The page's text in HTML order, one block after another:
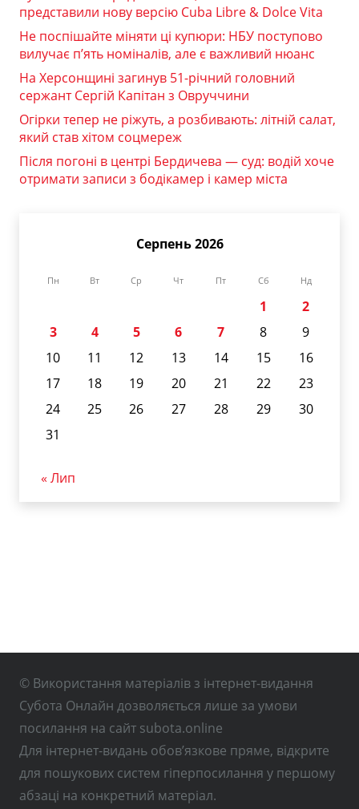
представили нову версію Cuba Libre & Dolce Vita
Не поспішайте міняти ці купюри: НБУ поступово
вилучає п’ять номіналів, але є важливий нюанс
На Херсонщині загинув 51-річний головний
сержант Сергій Капітан з Овруччини
Огірки тепер не ріжуть, а розбивають: літній салат,
який став хітом соцмереж
Після погоні в центрі Бердичева — суд: водій хоче
отримати записи з бодікамер і камер міста
Серпень 2026
Пн Вт Ср Чт Пт Сб Нд
1
2
3
4 5 6 7 8
9
10
11 12 13 14 15
16
17
18 19 20 21 22
23
24
25 26 27 28 29
30
31
« Лип
© Використання матеріалів з інтернет-видання
Субота Онлайн дозволяється лише за умови
посилання на сайт subota.online
Для інтернет-видань обов’язкове пряме, відкрите
для пошукових систем гіперпосилання у першому
абзаці на конкретний матеріал.